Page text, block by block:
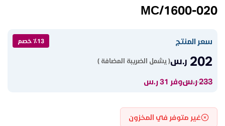
MC/1600-020
سعر المنتج ٪13 خصم
202 ر.س( يشمل الضريبة المضافة )
233ر.سوفر 31 ر.س
غير متوفر في المخزون